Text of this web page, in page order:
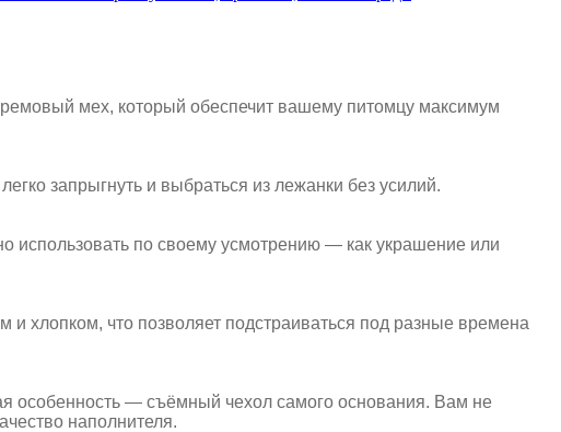
мех, который обеспечит вашему питомцу максимум
запрыгнуть и выбраться из лежанки без усилий.
использовать по своему усмотрению — как украшение или
хлопком, что позволяет подстраиваться под разные времена
особенность — съёмный чехол самого основания. Вам не
наполнителя.